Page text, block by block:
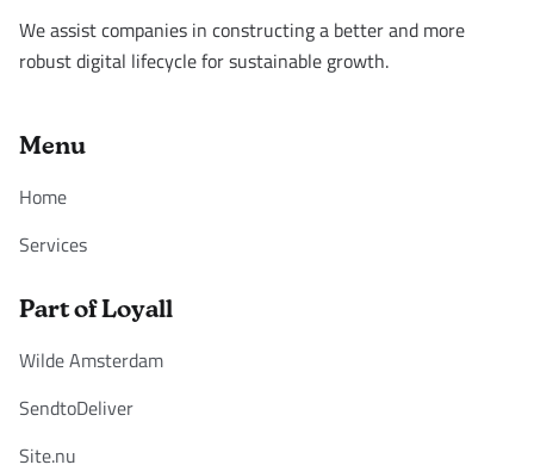
We assist companies in constructing a better and more
robust digital lifecycle for sustainable growth.
Menu
Home
Services
Part of Loyall
Wilde Amsterdam
SendtoDeliver
Site.nu